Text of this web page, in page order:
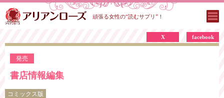
頑張る女性の“読むサプリ”！
発売
X facebook
書店情報編集
コミックス版